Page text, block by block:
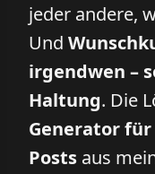
jeder andere,
Und
irgendwen –
Haltung. Die
Generator für
Posts aus